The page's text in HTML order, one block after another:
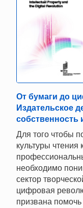
От бумаги до
Издательское
Для того чтобы
культуры
необходимо
сектор
цифровая
призвана